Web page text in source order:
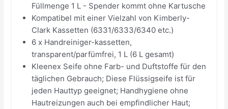
Füllmenge 1 L - Spender kommt ohne Kartusche
Kompatibel mit einer Vielzahl von Kimberly-
Clark Kassetten (6331/6333/6340 etc.)
6 x Handreiniger-kassetten,
transparent/parfümfrei, 1 L (6 L gesamt)
Kleenex Seife ohne Farb- und Duftstoffe für den
täglichen Gebrauch; Diese Flüssigseife ist für
jeden Hauttyp geeignet; Handhygiene ohne
Hautreizungen auch bei empfindlicher Haut;